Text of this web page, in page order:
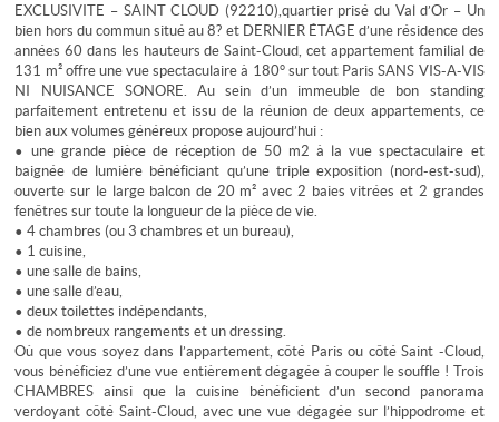
EXCLUSIVITE – SAINT CLOUD (92210),quartier prisé du Val d’Or – Un
bien hors du commun situé au 8? et DERNIER ÉTAGE d’une résidence des
années 60 dans les hauteurs de Saint-Cloud, cet appartement familial de
131 m² offre une vue spectaculaire à 180° sur tout Paris SANS VIS-A-VIS
NI NUISANCE SONORE. Au sein d’un immeuble de bon standing
parfaitement entretenu et issu de la réunion de deux appartements, ce
bien aux volumes généreux propose aujourd’hui :
• une grande pièce de réception de 50 m2 à la vue spectaculaire et
baignée de lumière bénéficiant qu’une triple exposition (nord-est-sud),
ouverte sur le large balcon de 20 m² avec 2 baies vitrées et 2 grandes
fenêtres sur toute la longueur de la pièce de vie.
• 4 chambres (ou 3 chambres et un bureau),
• 1 cuisine,
• une salle de bains,
• une salle d’eau,
• deux toilettes indépendants,
• de nombreux rangements et un dressing.
Où que vous soyez dans l’appartement, côté Paris ou côté Saint -Cloud,
vous bénéficiez d’une vue entièrement dégagée à couper le souffle ! Trois
CHAMBRES ainsi que la cuisine bénéficient d’un second panorama
verdoyant côté Saint-Cloud, avec une vue dégagée sur l’hippodrome et